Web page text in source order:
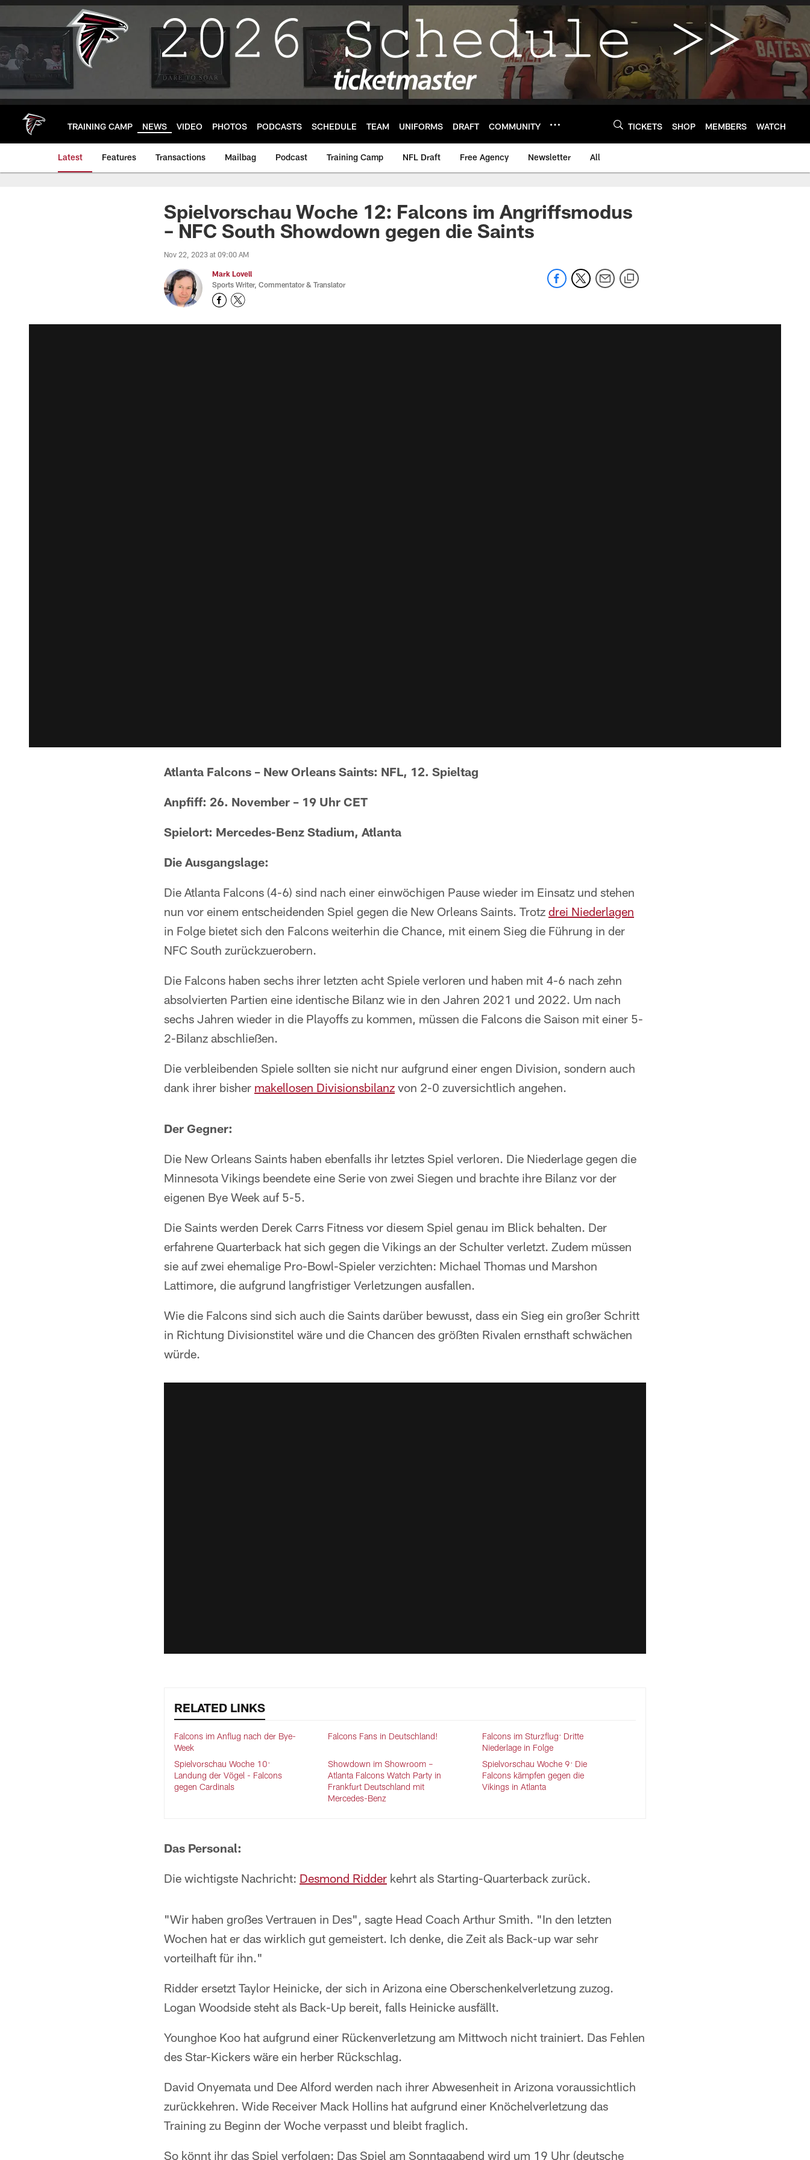
Skip
main
TRAINING CAMP NEWS VIDEO PHOTOS PODCASTS SCHEDULE TEAM UNIFORMS DRAFT COMMUNITY TICKETS SHOP MEMBERS WATCH
Latest Features Transactions Mailbag Podcast Training Camp NFL Draft Free Agency Newsletter All
Spielvorschau Woche 12: Falcons im Angriffsmodus
– NFC South Showdown gegen die Saints
Nov 22, 2023 at 09:00 AM
Mark Lovell
Sports Writer, Commentator & Translator
Atlanta Falcons – New Orleans Saints: NFL, 12. Spieltag
Anpfiff: 26. November – 19 Uhr CET
Spielort: Mercedes-Benz Stadium, Atlanta
Die Ausgangslage:
Die Atlanta Falcons (4-6) sind nach einer einwöchigen Pause wieder im Einsatz und stehen
nun vor einem entscheidenden Spiel gegen die New Orleans Saints. Trotz drei Niederlagen
in Folge bietet sich den Falcons weiterhin die Chance, mit einem Sieg die Führung in der
NFC South zurückzuerobern.
Die Falcons haben sechs ihrer letzten acht Spiele verloren und haben mit 4-6 nach zehn
absolvierten Partien eine identische Bilanz wie in den Jahren 2021 und 2022. Um nach
sechs Jahren wieder in die Playoffs zu kommen, müssen die Falcons die Saison mit einer 5-
2-Bilanz abschließen.
Die verbleibenden Spiele sollten sie nicht nur aufgrund einer engen Division, sondern auch
dank ihrer bisher makellosen Divisionsbilanz von 2-0 zuversichtlich angehen.
Der Gegner:
Die New Orleans Saints haben ebenfalls ihr letztes Spiel verloren. Die Niederlage gegen die
Minnesota Vikings beendete eine Serie von zwei Siegen und brachte ihre Bilanz vor der
eigenen Bye Week auf 5-5.
Die Saints werden Derek Carrs Fitness vor diesem Spiel genau im Blick behalten. Der
erfahrene Quarterback hat sich gegen die Vikings an der Schulter verletzt. Zudem müssen
sie auf zwei ehemalige Pro-Bowl-Spieler verzichten: Michael Thomas und Marshon
Lattimore, die aufgrund langfristiger Verletzungen ausfallen.
Wie die Falcons sind sich auch die Saints darüber bewusst, dass ein Sieg ein großer Schritt
in Richtung Divisionstitel wäre und die Chancen des größten Rivalen ernsthaft schwächen
würde.
RELATED LINKS
Falcons im Anflug nach der Bye-
Week
Falcons Fans in Deutschland!
Falcons im Sturzflug: Dritte
Niederlage in Folge
Spielvorschau Woche 10:
Landung der Vögel - Falcons
gegen Cardinals
Showdown im Showroom –
Atlanta Falcons Watch Party in
Frankfurt Deutschland mit
Mercedes-Benz
Spielvorschau Woche 9: Die
Falcons kämpfen gegen die
Vikings in Atlanta
Das Personal:
Die wichtigste Nachricht: Desmond Ridder kehrt als Starting-Quarterback zurück.
"Wir haben großes Vertrauen in Des", sagte Head Coach Arthur Smith. "In den letzten
Wochen hat er das wirklich gut gemeistert. Ich denke, die Zeit als Back-up war sehr
vorteilhaft für ihn."
Ridder ersetzt Taylor Heinicke, der sich in Arizona eine Oberschenkelverletzung zuzog.
Logan Woodside steht als Back-Up bereit, falls Heinicke ausfällt.
Younghoe Koo hat aufgrund einer Rückenverletzung am Mittwoch nicht trainiert. Das Fehlen
des Star-Kickers wäre ein herber Rückschlag.
David Onyemata und Dee Alford werden nach ihrer Abwesenheit in Arizona voraussichtlich
zurückkehren. Wide Receiver Mack Hollins hat aufgrund einer Knöchelverletzung das
Training zu Beginn der Woche verpasst und bleibt fraglich.
So könnt ihr das Spiel verfolgen: Das Spiel am Sonntagabend wird um 19 Uhr (deutsche